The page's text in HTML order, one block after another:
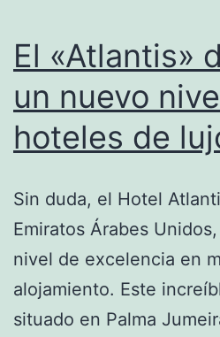
El «Atlantis»
un nuevo
hoteles de
Sin duda, el Hotel
Emiratos Árabes
nivel de excelencia en
alojamiento. Este
situado en Palma